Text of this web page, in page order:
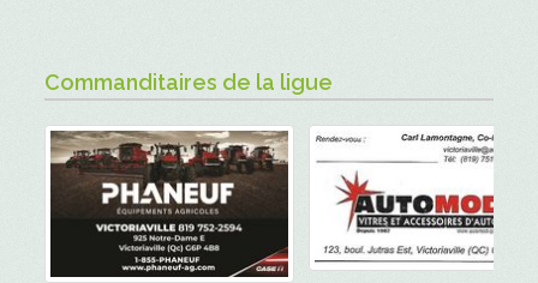
Commanditaires de la ligue